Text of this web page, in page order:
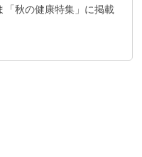
「秋の健康特集」に掲載